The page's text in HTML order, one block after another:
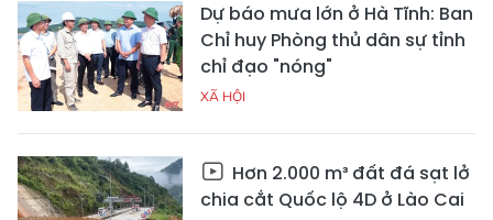
Dự báo mưa lớn ở Hà Tĩnh: Ban
Chỉ huy Phòng thủ dân sự tỉnh
chỉ đạo "nóng"
XÃ HỘI
Hơn 2.000 m³ đất đá sạt lở
chia cắt Quốc lộ 4D ở Lào Cai